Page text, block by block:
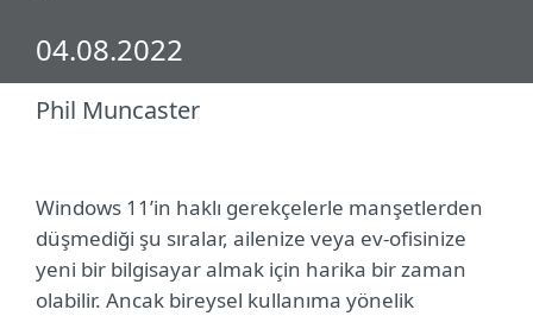
04.08.2022
Phil Muncaster
Windows 11’in haklı gerekçelerle manşetlerden
düşmediği şu sıralar, ailenize veya ev-ofisinize
yeni bir bilgisayar almak için harika bir zaman
olabilir. Ancak bireysel kullanıma yönelik